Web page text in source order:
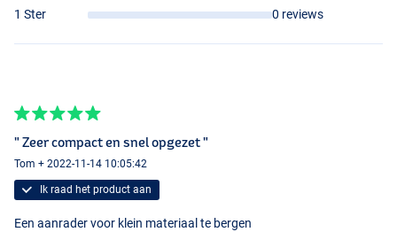
1 Ster
0 reviews
" Zeer compact en snel opgezet "
Tom + 2022-11-14 10:05:42
Ik raad het product aan
Een aanrader voor klein materiaal te bergen